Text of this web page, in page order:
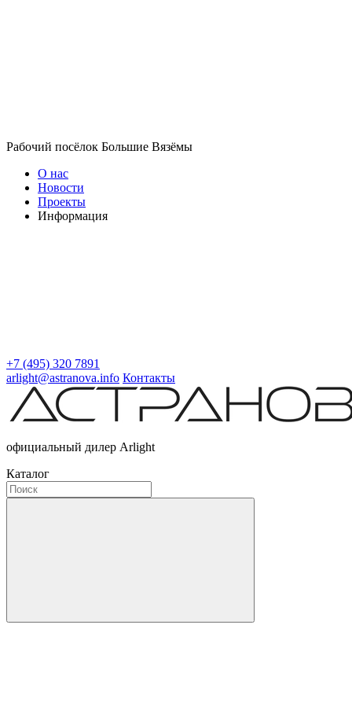
Рабочий посёлок Большие Вязёмы
О нас
Новости
Проекты
Информация
+7 (495) 320 7891
arlight@astranova.info Контакты
официальный дилер Arlight
Каталог